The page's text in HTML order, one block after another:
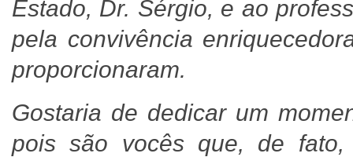
Estado, Dr. Sérgio, e ao
pela convivência
proporcionaram.
Gostaria de dedicar um
pois são vocês que, de fato,